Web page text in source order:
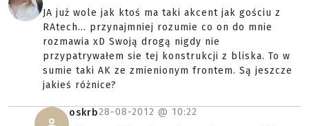
JA już wole jak ktoś ma taki akcent jak gościu z
RAtech... przynajmniej rozumie co on do mnie
rozmawia xD Swoją drogą nigdy nie
przypatrywałem sie tej konstrukcji z bliska. To w
sumie taki AK ze zmienionym frontem. Są jeszcze
jakieś różnice?
oskrb28-08-2012 @ 10:22